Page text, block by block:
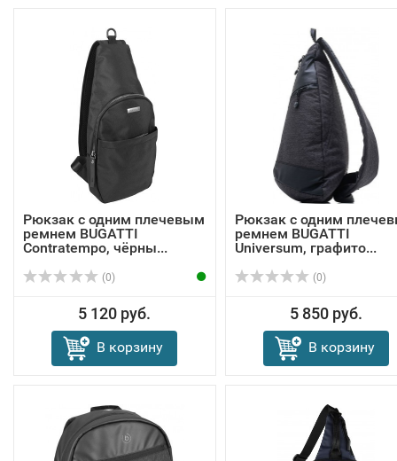
Рюкзак с одним плечевым
ремнем BUGATTI
Contratempo, чёрны...
(0)
5 120 руб.
В корзину
Рюкзак с одним
ремнем BUGATTI
Universum, графито...
(0)
5 850 руб.
В корзину